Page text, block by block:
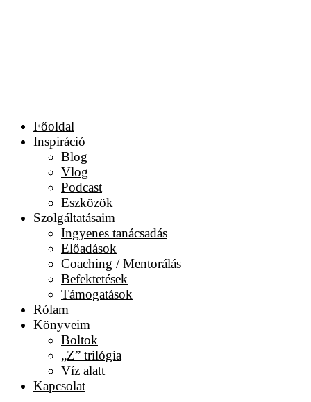
Főoldal
Inspiráció
Blog
Vlog
Podcast
Eszközök
Szolgáltatásaim
Ingyenes tanácsadás
Előadások
Coaching / Mentorálás
Befektetések
Támogatások
Rólam
Könyveim
Boltok
„Z” trilógia
Víz alatt
Kapcsolat